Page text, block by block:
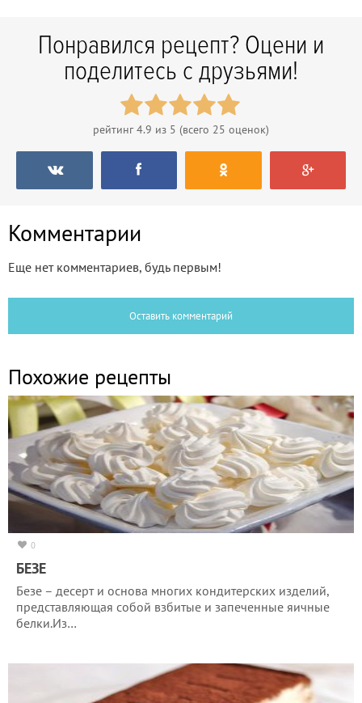
Понравился рецепт? Оцени и
поделитесь с друзьями!
рейтинг4.9 из 5 (всего 25 оценок)
Комментарии
Еще нет комментариев, будь первым!
Оставить комментарий
Похожие рецепты
0
БЕЗЕ
Безе – десерт и основа многих кондитерских изделий,
представляющая собой взбитые и запеченные яичные
белки.Из…